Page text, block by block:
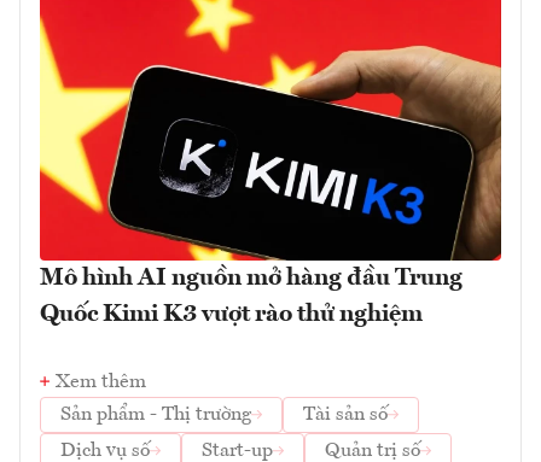
Mô hình AI nguồn mở hàng đầu Trung
Quốc Kimi K3 vượt rào thử nghiệm
Xem thêm
Sản phẩm - Thị trường
Tài sản số
Dịch vụ số
Start-up Quản trị số